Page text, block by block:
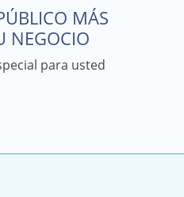
MÁS
NEGOCIO
para usted